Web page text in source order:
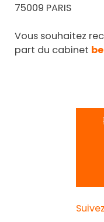
75009 PARIS
Vous souhaitez
part du cabinet